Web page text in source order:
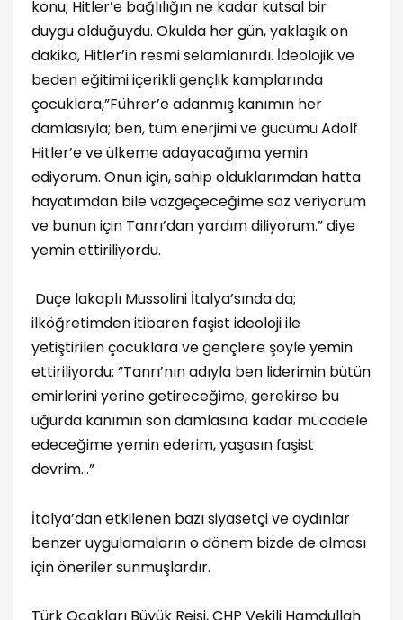
konu; Hitler’e bağlılığın ne kadar kutsal bir
duygu olduğuydu. Okulda her gün, yaklaşık on
dakika, Hitler’in resmi selamlanırdı. İdeolojik ve
beden eğitimi içerikli gençlik kamplarında
çocuklara,”Führer’e adanmış kanımın her
damlasıyla; ben, tüm enerjimi ve gücümü Adolf
Hitler’e ve ülkeme adayacağıma yemin
ediyorum. Onun için, sahip olduklarımdan hatta
hayatımdan bile vazgeçeceğime söz veriyorum
ve bunun için Tanrı’dan yardım diliyorum.” diye
yemin ettiriliyordu.
Duçe lakaplı Mussolini İtalya’sında da;
ilköğretimden itibaren faşist ideoloji ile
yetiştirilen çocuklara ve gençlere şöyle yemin
ettiriliyordu: “Tanrı’nın adıyla ben liderimin bütün
emirlerini yerine getireceğime, gerekirse bu
uğurda kanımın son damlasına kadar mücadele
edeceğime yemin ederim, yaşasın faşist
devrim…”
İtalya’dan etkilenen bazı siyasetçi ve aydınlar
benzer uygulamaların o dönem bizde de olması
için öneriler sunmuşlardır.
Türk Ocakları Büyük Reisi, CHP Vekili Hamdullah